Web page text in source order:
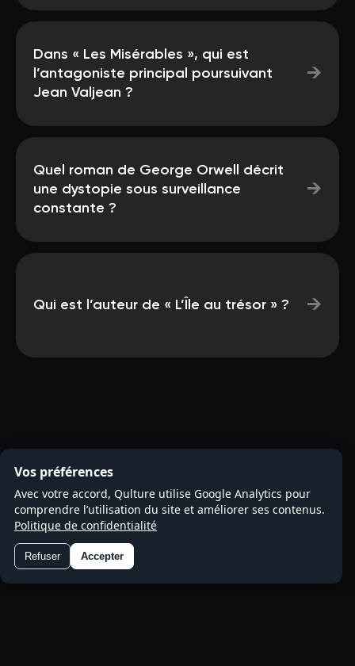
Dans « Les Misérables », qui est
l’antagoniste principal poursuivant
Jean Valjean ?
→
Quel roman de George Orwell décrit
une dystopie sous surveillance
constante ?
→
Qui est l’auteur de « L’Île au trésor » ? →
Vos préférences
Avec votre accord, Qulture utilise Google Analytics pour
comprendre l’utilisation du site et améliorer ses contenus.
Politique de confidentialité
Refuser Accepter